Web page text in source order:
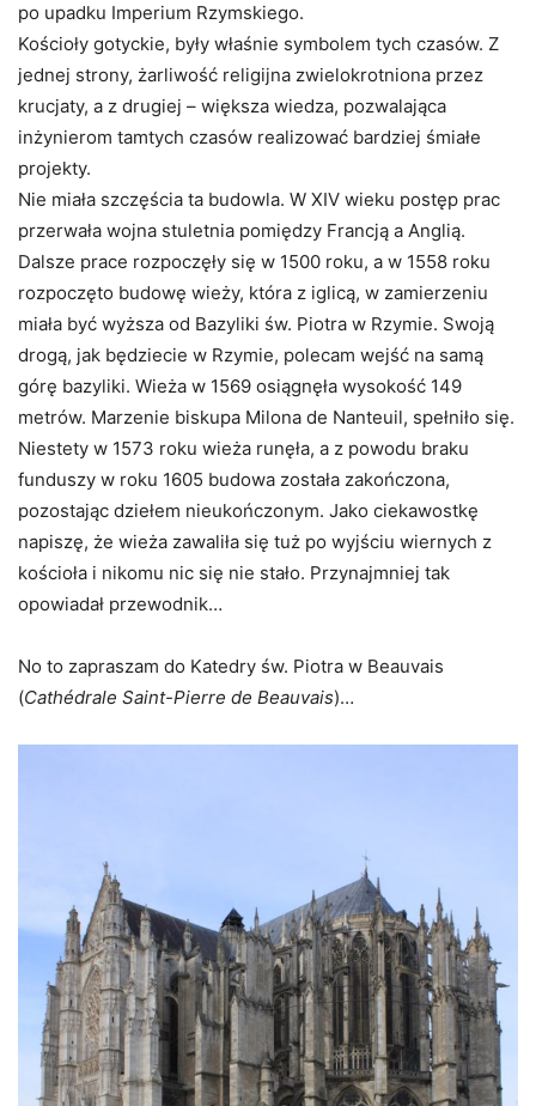
po upadku Imperium Rzymskiego.
Kościoły gotyckie, były właśnie symbolem tych czasów. Z
jednej strony, żarliwość religijna zwielokrotniona przez
krucjaty, a z drugiej – większa wiedza, pozwalająca
inżynierom tamtych czasów realizować bardziej śmiałe
projekty.
Nie miała szczęścia ta budowla. W XIV wieku postęp prac
przerwała wojna stuletnia pomiędzy Francją a Anglią.
Dalsze prace rozpoczęły się w 1500 roku, a w 1558 roku
rozpoczęto budowę wieży, która z iglicą, w zamierzeniu
miała być wyższa od Bazyliki św. Piotra w Rzymie. Swoją
drogą, jak będziecie w Rzymie, polecam wejść na samą
górę bazyliki. Wieża w 1569 osiągnęła wysokość 149
metrów. Marzenie biskupa Milona de Nanteuil, spełniło się.
Niestety w 1573 roku wieża runęła, a z powodu braku
funduszy w roku 1605 budowa została zakończona,
pozostając dziełem nieukończonym. Jako ciekawostkę
napiszę, że wieża zawaliła się tuż po wyjściu wiernych z
kościoła i nikomu nic się nie stało. Przynajmniej tak
opowiadał przewodnik…
No to zapraszam do Katedry św. Piotra w Beauvais
(Cathédrale Saint-Pierre de Beauvais)…